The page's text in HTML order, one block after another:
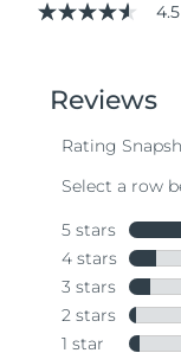
4.5
stars,
average
value.
171
Same
page
link.
4.5